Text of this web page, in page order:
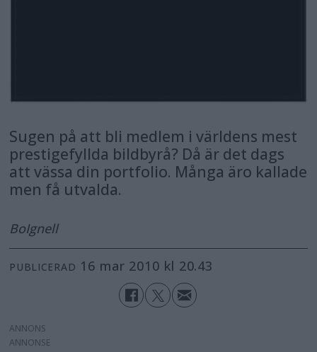
Sugen på att bli medlem i världens mest
prestigefyllda bildbyrå? Då är det dags
att vässa din portfolio. Många äro kallade
men få utvalda.
BoIgnell
PUBLICERAD 16 mar 2010 kl 20.43
ANNONS